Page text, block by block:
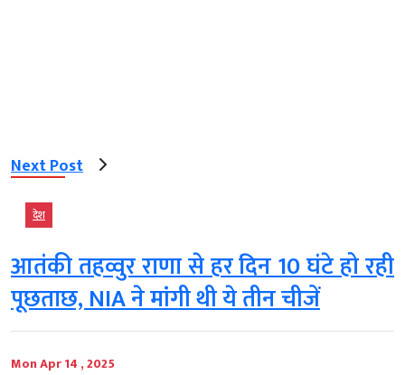
Next Post
देश
आतंकी तहव्वुर राणा से हर दिन 10 घंटे हो रही
पूछताछ, NIA ने मांगी थी ये तीन चीजें
Mon Apr 14 , 2025